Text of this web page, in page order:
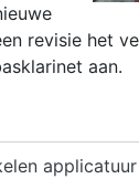
revisie het
aan.